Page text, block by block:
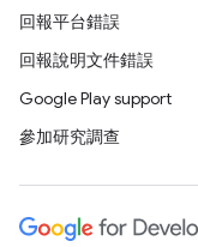
回報平台錯誤
回報說明文件錯誤
Google Play support
參加研究調查